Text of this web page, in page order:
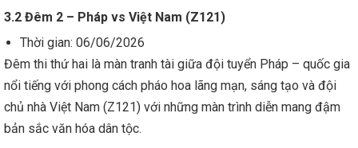
3.2 Đêm 2 – Pháp vs Việt Nam (Z121)
Thời gian: 06/06/2026
Đêm thi thứ hai là màn tranh tài giữa đội tuyển Pháp – quốc gia
nổi tiếng với phong cách pháo hoa lãng mạn, sáng tạo và đội
chủ nhà Việt Nam (Z121) với những màn trình diễn mang đậm
bản sắc văn hóa dân tộc.